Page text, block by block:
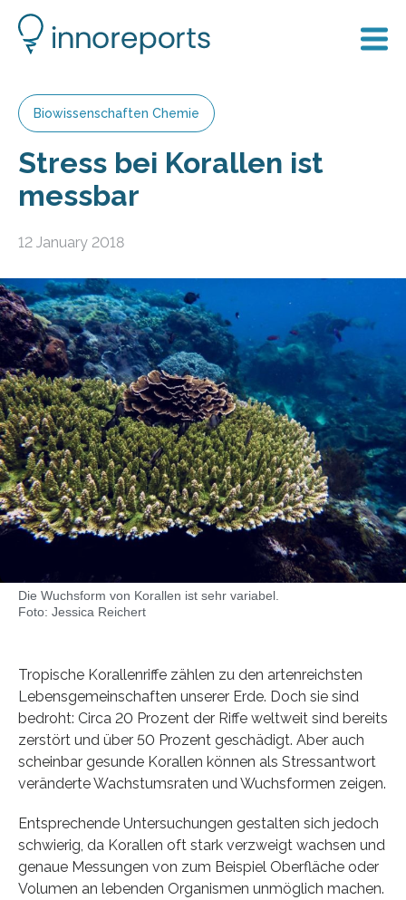
Biowissenschaften Chemie
Stress bei Korallen ist
messbar
12 January 2018
Die Wuchsform von Korallen ist sehr variabel.
Foto: Jessica Reichert
Tropische Korallenriffe zählen zu den artenreichsten
Lebensgemeinschaften unserer Erde. Doch sie sind
bedroht: Circa 20 Prozent der Riffe weltweit sind bereits
zerstört und über 50 Prozent geschädigt. Aber auch
scheinbar gesunde Korallen können als Stressantwort
veränderte Wachstumsraten und Wuchsformen zeigen.
Entsprechende Untersuchungen gestalten sich jedoch
schwierig, da Korallen oft stark verzweigt wachsen und
genaue Messungen von zum Beispiel Oberfläche oder
Volumen an lebenden Organismen unmöglich machen.